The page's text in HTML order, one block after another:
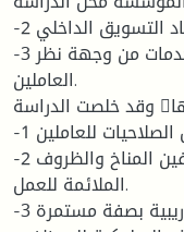
-2 المؤسسة محل الدراسة تتبنى أبعاد التسويق الداخلي.
-3 زبائن المؤسسة راضين عما تقدمه من خدمات من وجهة نظر
العاملين.
وقد خلصت الدراسة موعة من التوصيات أهمها:
-1 ضرورة توسيع نطاق التمكين وتفويض الصلاحيات للعاملين.
-2 يجب على المؤسسة أن توفر للموظفين المناخ والظروف
الملائمة للعمل.
-3 تخطيط وتنفيذ وتقييم برامج تدريبية بصفة مستمرة دف